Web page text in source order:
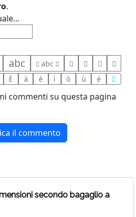
.
abc
abc
È à è ì ò ù é
commenti su questa pagina
secondo bagaglio a